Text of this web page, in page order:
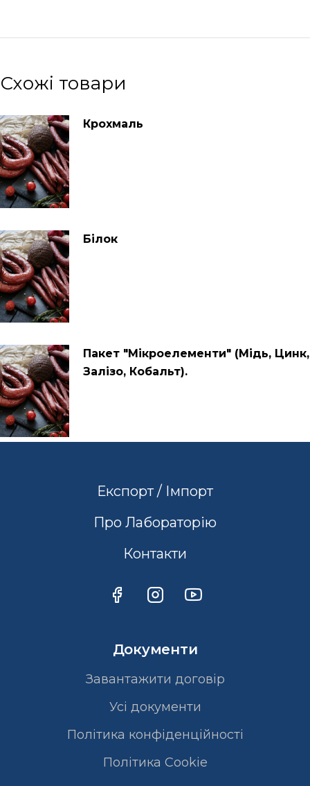
Схожі товари
Крохмаль
Білок
Пакет "Мікроелементи" (Мідь, Цинк,
Залізо, Кобальт).
Експорт / Імпорт
Про Лабораторію
Контакти
Документи
Завантажити договір
Усі документи
Політика конфіденційності
Полiтика Cookie